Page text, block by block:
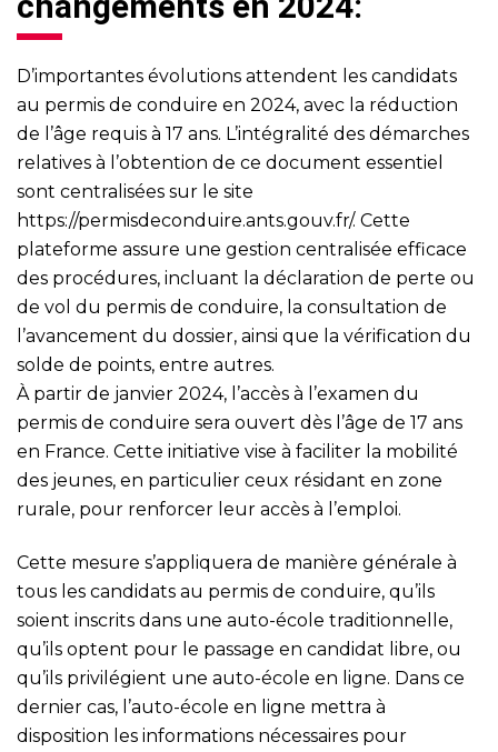
D’importantes évolutions attendent les candidats
au permis de conduire en 2024, avec la réduction
de l’âge requis à 17 ans. L’intégralité des démarches
relatives à l’obtention de ce document essentiel
sont centralisées sur le site
https://permisdeconduire.ants.gouv.fr/. Cette
plateforme assure une gestion centralisée efficace
des procédures, incluant la déclaration de perte ou
de vol du permis de conduire, la consultation de
l’avancement du dossier, ainsi que la vérification du
solde de points, entre autres.
À partir de janvier 2024, l’accès à l’examen du
permis de conduire sera ouvert dès l’âge de 17 ans
en France. Cette initiative vise à faciliter la mobilité
des jeunes, en particulier ceux résidant en zone
rurale, pour renforcer leur accès à l’emploi.
Cette mesure s’appliquera de manière générale à
tous les candidats au permis de conduire, qu’ils
soient inscrits dans une auto-école traditionnelle,
qu’ils optent pour le passage en candidat libre, ou
qu’ils privilégient une auto-école en ligne. Dans ce
dernier cas, l’auto-école en ligne mettra à
disposition les informations nécessaires pour